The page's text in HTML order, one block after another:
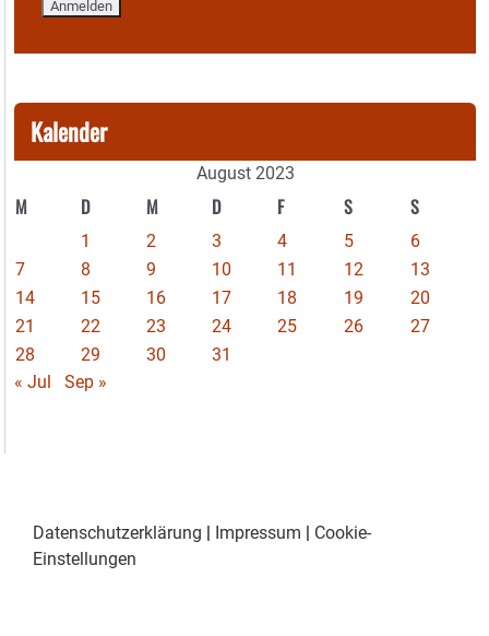
Kalender
August 2023
M D M D F S S
1 2 3 4 5
6
7
8 9 10 11 12
13
14
15 16 17 18 19
20
21
22 23 24 25 26
27
28
29 30
31
« Jul
Sep »
Datenschutzerklärung | Impressum | Cookie-
Einstellungen